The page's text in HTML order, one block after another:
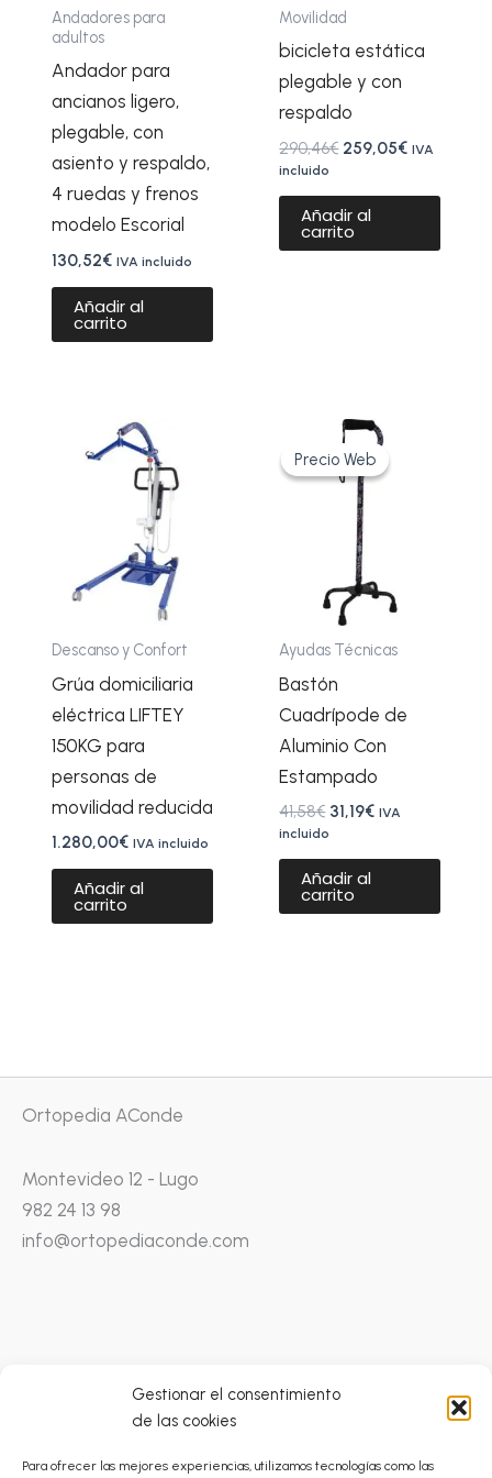
Gestionar el consentimiento
de las cookies
Para ofrecer las mejores experiencias, utilizamos tecnologías como las
Andadores para
adultos
Andador para
ancianos ligero,
plegable, con
asiento y respaldo,
4 ruedas y frenos
modelo Escorial
130,52€ IVA incluido
Añadir al
carrito
Movilidad
bicicleta estática
plegable y con
respaldo
290,46€ 259,05€ IVA
incluido
Añadir al
carrito
Descanso y Confort
Grúa domiciliaria
eléctrica LIFTEY
150KG para
personas de
movilidad reducida
1.280,00€ IVA incluido
Añadir al
carrito
Precio Web
Precio Web
Ayudas Técnicas
Bastón
Cuadrípode de
Aluminio Con
Estampado
41,58€
El
precio
original
era:
41,58€.
31,19€
El
precio
actual
IVA
incluido
Añadir al
carrito
Ortopedia AConde
Montevideo 12 - Lugo
982 24 13 98
info@ortopediaconde.com
Catálogo Prestaciones Ortoprótesicas